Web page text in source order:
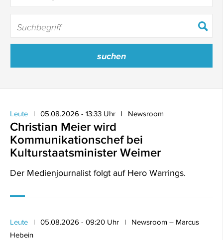
Leute 05.08.2026 - 13:33 Uhr Newsroom
Christian Meier wird
Kommunikationschef bei
Kulturstaatsminister Weimer
Der Medienjournalist folgt auf Hero Warrings.
Leute 05.08.2026 - 09:20 Uhr
Newsroom – Marcus
Hebein